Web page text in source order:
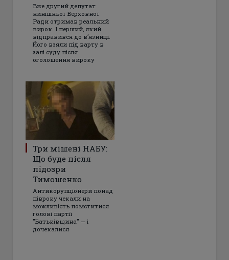
Вже другий депутат
нинішньої Верховної
Ради отримав реальний
вирок. І перший, який
відправився до в’язниці.
Його взяли під варту в
залі суду після
оголошення вироку
Три мішені НАБУ:
Що буде після
підозри
Тимошенко
Антикорупціонери понад
півроку чекали на
можливість помститися
голові партії
"Батьківщина" — і
дочекалися